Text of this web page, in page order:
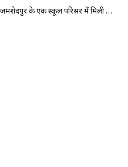
जमशेदपुर के एक स्कूल परिसर में मिली नाबालिग की लाश, रेप के बाद हत्या की आशंका, इलाके में सनसनी